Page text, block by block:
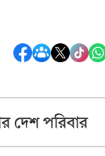
দেশ পরিবার